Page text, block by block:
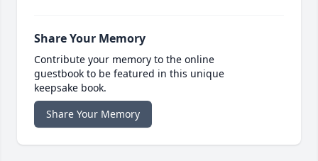
Share Your Memory
Contribute your memory to the online
guestbook to be featured in this unique
keepsake book.
Share Your Memory